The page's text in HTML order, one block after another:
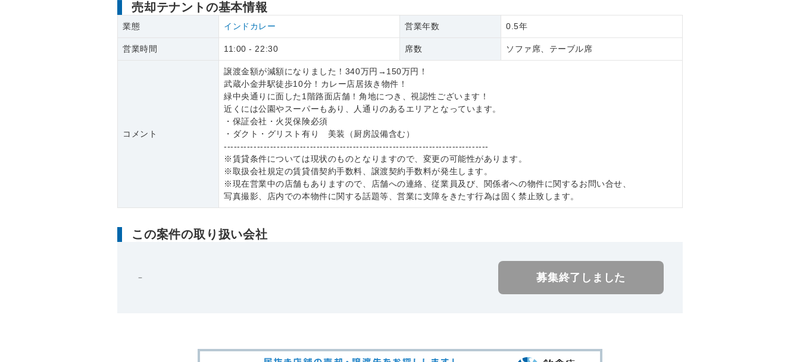
売却テナントの基本情報
業態 インドカレー 営業年数 0.5年
営業時間 11:00 - 22:30 席数 ソファ席、テーブル席
コメント
譲渡金額が減額になりました！340万円→150万円！
武蔵小金井駅徒歩10分！カレー店居抜き物件！
緑中央通りに面した1階路面店舗！角地につき、視認性ございます！
近くには公園やスーパーもあり、人通りのあるエリアとなっています。
・保証会社・火災保険必須
・ダクト・グリスト有り 美装（厨房設備含む）
--------------------------------------------------------------------------------
※賃貸条件については現状のものとなりますので、変更の可能性があります。
※取扱会社規定の賃貸借契約手数料、譲渡契約手数料が発生します。
※現在営業中の店舗もありますので、店舗への連絡、従業員及び、関係者への物件に関するお問い合せ、
写真撮影、店内での本物件に関する話題等、営業に支障をきたす行為は固く禁止致します。
この案件の取り扱い会社
－ 募集終了しました